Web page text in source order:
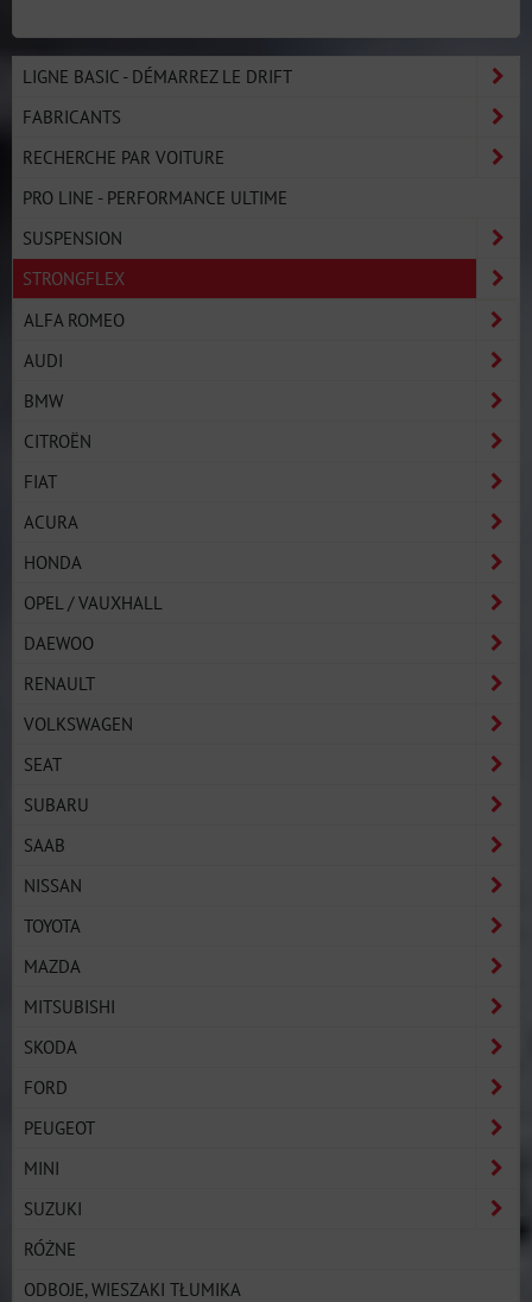
LIGNE BASIC - DÉMARREZ LE DRIFT
FABRICANTS
RECHERCHE PAR VOITURE
PRO LINE - PERFORMANCE ULTIME
SUSPENSION
STRONGFLEX
ALFA ROMEO
AUDI
BMW
CITROËN
FIAT
ACURA
HONDA
OPEL / VAUXHALL
DAEWOO
RENAULT
VOLKSWAGEN
SEAT
SUBARU
SAAB
NISSAN
TOYOTA
MAZDA
MITSUBISHI
SKODA
FORD
PEUGEOT
MINI
SUZUKI
RÓŻNE
ODBOJE, WIESZAKI TŁUMIKA